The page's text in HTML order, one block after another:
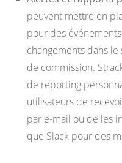
peuvent mettre en
pour des
changements dans
de commission.
de reporting
utilisateurs de
par e-mail ou de les
que Slack pour des